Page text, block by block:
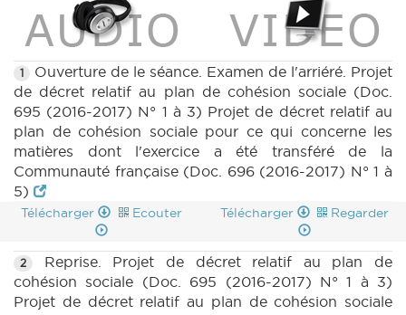
DECRET 773 n1bis (2016-2017) (PDF)
|BT 187
(2016-2017) (PDF)
CRAC 154 (2016-2017)
(PDF)
|DECRET 696 n8 (2016-2017) (PDF)
|DECRET 696 n7 (2016-2017) (PDF)
|
DECRET 696 n6 (2016-2017) (PDF)
| CRIC
154 (2016-2017) (PDF)
| DECRET 696 n9
(2016-2017) (PDF)
|DECRET 695 n4 (2016-
2017) (PDF)
|
1
Ouverture de le séance. Examen de l'arriéré. Projet
de décret relatif au plan de cohésion sociale (Doc.
695 (2016-2017) N° 1 à 3) Projet de décret relatif au
plan de cohésion sociale pour ce qui concerne les
matières dont l'exercice a été transféré de la
Communauté française (Doc. 696 (2016-2017) N° 1 à
5)
Télécharger Ecouter Télécharger Regarder
2
Reprise. Projet de décret relatif au plan de
cohésion sociale (Doc. 695 (2016-2017) N° 1 à 3)
Projet de décret relatif au plan de cohésion sociale